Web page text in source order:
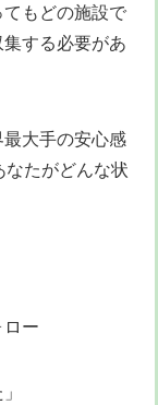
もどの施設で
する必要があ
大手の安心感
たがどんな状
ー